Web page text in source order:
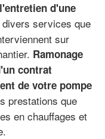
d'une
services que
sur
Ramonage
contrat
de votre pompe
prestations que
en chauffages et